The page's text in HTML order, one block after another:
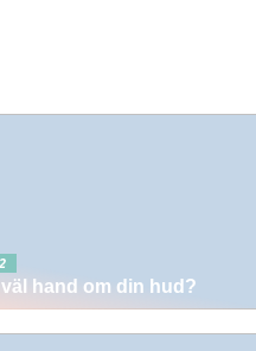
hand om din hud?